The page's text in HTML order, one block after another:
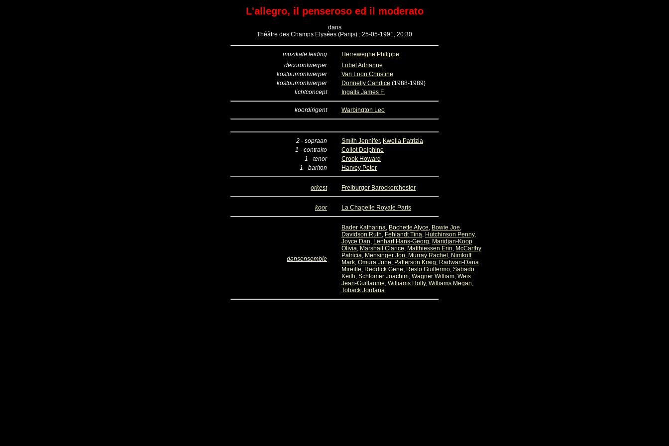
L'allegro, il penseroso ed il moderato
dans
Théâtre des Champs Elysées (Parijs) : 25-05-1991, 20:30
muzikale leiding
Herreweghe Philippe
decorontwerper
Lobel Adrianne
kostuumontwerper
Van Loon Christine
kostuumontwerper
Donnelly Candice (1988-1989)
lichtconcept
Ingalls James F.
koordirigent Warbington Leo
2 - sopraan Smith Jennifer, Kwella Patrizia
1 - contralto
Collot Delphine
1 - tenor
Crook Howard
1 - bariton
Harvey Peter
orkest Freiburger Barockorchester
koor La Chapelle Royale Paris
dansensemble
Bader Katharina, Bochette Alyce, Bowie Joe,
Davidson Ruth, Fehlandt Tina, Hutchinson Penny,
Joyce Dan, Lenhart Hans-Georg, Maridjan-Koop
Olivia, Marshall Clarice, Matthiessen Erin, McCarthy
Patricia, Mensinger Jon, Murray Rachel , Nimkoff
Mark, Omura June, Patterson Kraig, Radwan-Dana
Mireille, Reddick Gene, Resto Guillermo, Sabado
Keith, Schlömer Joachim, Wagner William, Weis
Jean-Guillaume, Williams Holly, Williams Megan,
Toback Jordana